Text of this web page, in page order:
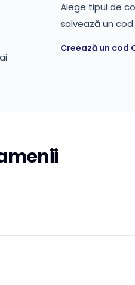
Alege tipul de
salvează un
Creează un cod